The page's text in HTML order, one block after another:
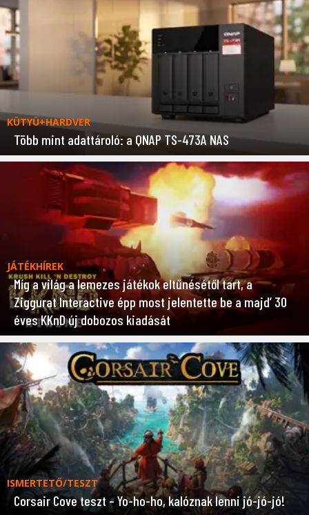
KÜTYÜ+HARDVER
Több mint adattároló: a QNAP TS-473A NAS
JÁTÉKHÍREK
Míg a világ a lemezes játékok eltűnésétől tart, a
Ziggurat Interactive épp most jelentette be a majd’ 30
éves KKnD új dobozos kiadását
ISMERTETŐ/TESZT
Corsair Cove teszt – Yo-ho-ho, kalóznak lenni jó-jó-jó!